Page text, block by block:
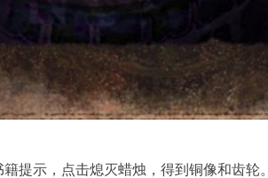
提示，点击熄灭蜡烛，得到铜像和齿轮。